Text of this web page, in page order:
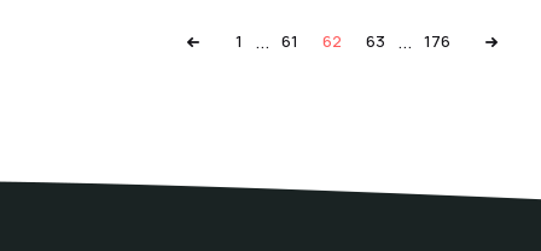
1 ... 61 62 63 ... 176